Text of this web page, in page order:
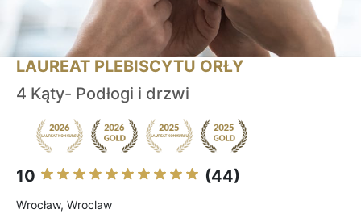
LAUREAT PLEBISCYTU ORŁY
4 Kąty- Podłogi i drzwi
10 (44)
Wrocław, Wroclaw